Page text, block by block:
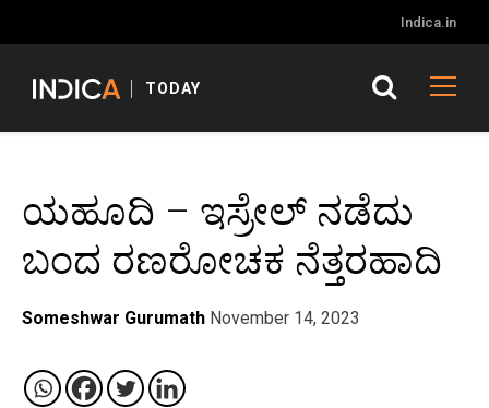
Indica.in
TODAY
ಯಹೂದಿ – ಇಸ್ರೇಲ್ ನಡೆದು
ಬಂದ ರಣರೋಚಕ ನೆತ್ತರಹಾದಿ
Someshwar Gurumath November 14, 2023